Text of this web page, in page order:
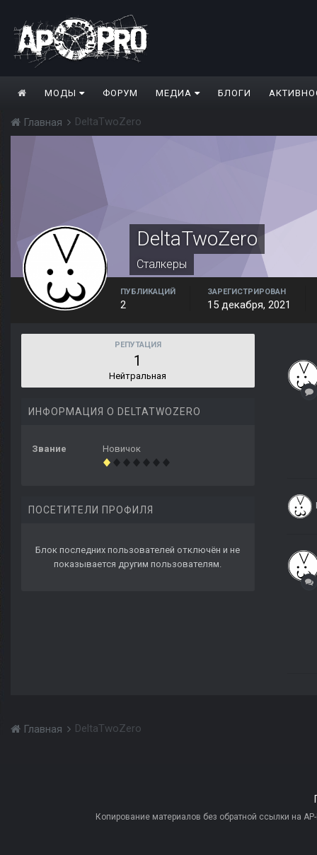
МОДЫ ФОРУМ МЕДИА БЛОГИ
Главная DeltaTwoZero
DeltaTwoZero
Сталкеры
ПУБЛИКАЦИЙ
2
ЗАРЕГИСТРИРОВАН
15 декабря, 2021
РЕПУТАЦИЯ
1
Нейтральная
ИНФОРМАЦИЯ О DELTATWOZERO
Звание Новичок
ПОСЕТИТЕЛИ ПРОФИЛЯ
Блок последних пользователей отключён и не
показывается другим пользователям.
Главная DeltaTwoZero
Копирование материалов без обратной ссылки на